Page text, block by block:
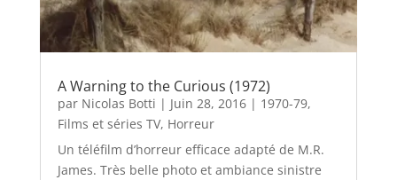
A Warning to the Curious (1972)
par Nicolas Botti | Juin 28, 2016| 1970-79,
Films et séries TV, Horreur
Un téléfilm d’horreur efficace adapté de M.R.
James. Très belle photo et ambiance sinistre